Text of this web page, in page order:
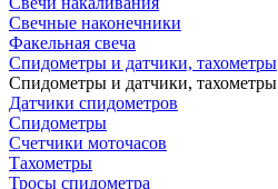
Свечные наконечники
Факельная свеча
Спидометры и датчики, тахометры
Спидометры и датчики, тахометры
Датчики спидометров
Спидометры
Счетчики моточасов
Тахометры
Тросы спидометра